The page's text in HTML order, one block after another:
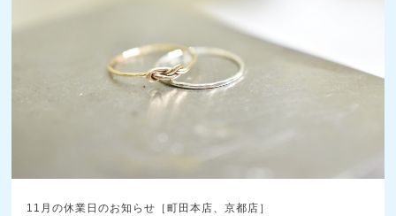
11月の休業日のお知らせ［町田本店、京都店］